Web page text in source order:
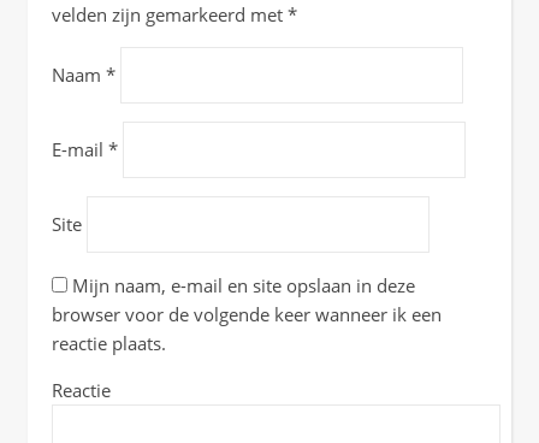
velden zijn gemarkeerd met *
Naam *
E-mail *
Site
Mijn naam, e-mail en site opslaan in deze
browser voor de volgende keer wanneer ik een
reactie plaats.
Reactie